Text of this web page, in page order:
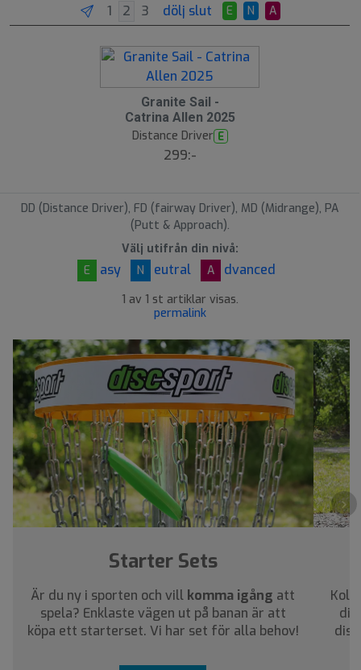
dölj slut E N A
Granite Sail -
Catrina Allen 2025
Distance Driver E
299:-
DD (Distance Driver), FD (fairway Driver), MD (Midrange), PA
(Putt & Approach).
Välj utifrån din nivå:
E
asy N eutral A dvanced
1 av 1 st artiklar visas.
permalink
›
Starter Sets
Är du ny i sporten och vill komma igång att
spela? Enklaste vägen ut på banan är att
köpa ett starterset. Vi har set för alla behov!